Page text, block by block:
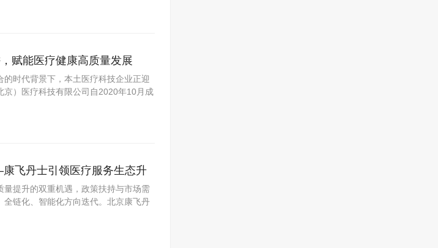
赋能医疗健康高质量发展
时代背景下，本土医疗科技企业正迎
）医疗科技有限公司自2020年10月成
飞丹士引领医疗服务生态升
提升的双重机遇，政策扶持与市场需
链化、智能化方向迭代。北京康飞丹